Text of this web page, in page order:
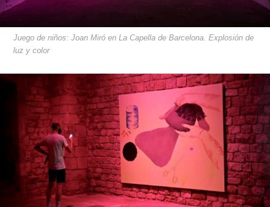
Juego de niños: Joan Miró en La Capella de Barcelona. Explosión de
luz y color